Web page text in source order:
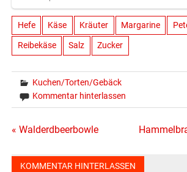
Hefe Käse Kräuter Margarine
Reibekäse Salz Zucker
Kuchen/Torten/Gebäck
Kommentar hinterlassen
Beitragsnavigation
« Walderdbeerbowle
KOMMENTAR HINTERLASSEN